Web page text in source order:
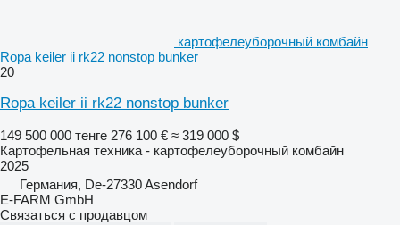
картофелеуборочный комбайн
Ropa keiler ii rk22 nonstop bunker
20
Ropa keiler ii rk22 nonstop bunker
149 500 000 тенге 276 100 € ≈ 319 000 $
Картофельная техника - картофелеуборочный комбайн
2025
Германия, De-27330 Asendorf
E-FARM GmbH
Связаться с продавцом